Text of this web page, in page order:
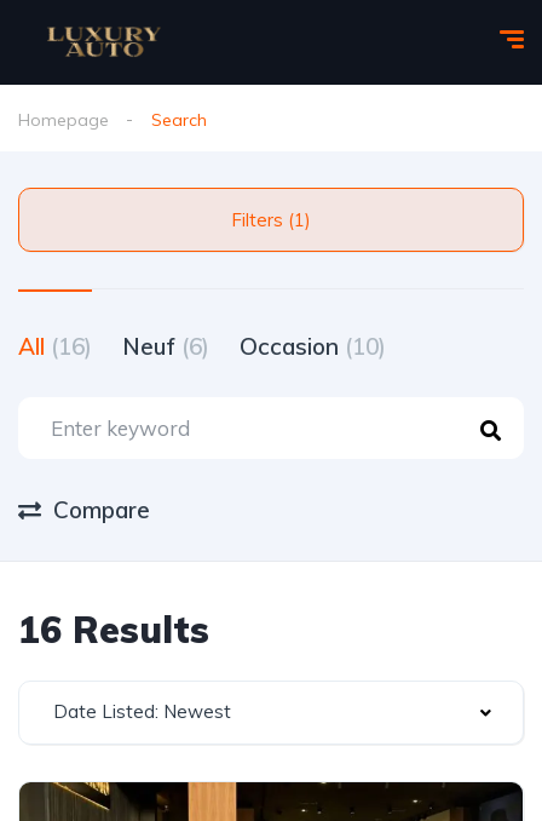
Homepage Search
Filters (1)
All (16) Neuf (6) Occasion (10)
Compare
16 Results
Date Listed: Newest